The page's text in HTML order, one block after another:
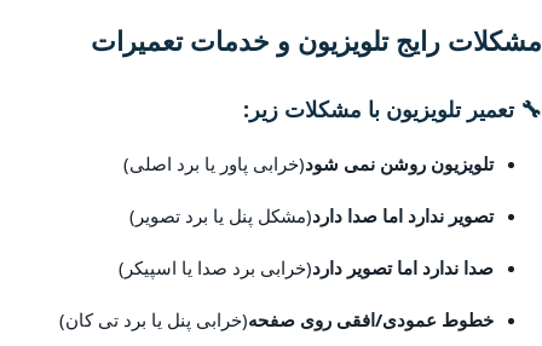
مشکلات رایج تلویزیون و خدمات تعمیرات
🔧 تعمیر تلویزیون با مشکلات زیر:
تلویزیون روشن نمی شود(خرابی پاور یا برد اصلی)
تصویر ندارد اما صدا دارد(مشکل پنل یا برد تصویر)
صدا ندارد اما تصویر دارد(خرابی برد صدا یا اسپیکر)
خطوط عمودی/افقی روی صفحه(خرابی پنل یا برد تی کان)